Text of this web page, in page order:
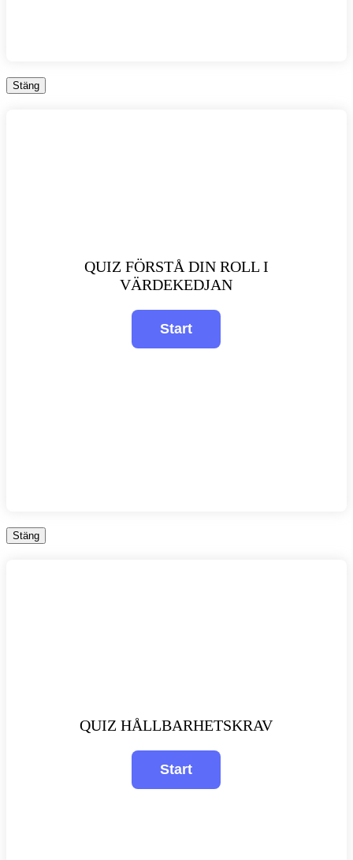
Stäng
QUIZ FÖRSTÅ DIN ROLL I
VÄRDEKEDJAN
Stäng
QUIZ HÅLLBARHETSKRAV